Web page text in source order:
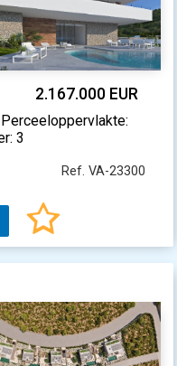
2.167.000 EUR
3
Ref. VA-23300